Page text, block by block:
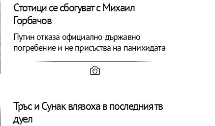
Стотици се сбогуват с Михаил
Горбачов
Путин отказа официално държавно
погребение и не присъства на панихидата
Тръс и Сунак влязоха в последния тв
дуел